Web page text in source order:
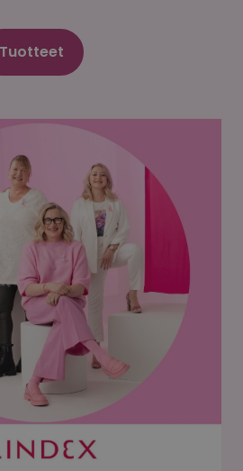
Tuotteet